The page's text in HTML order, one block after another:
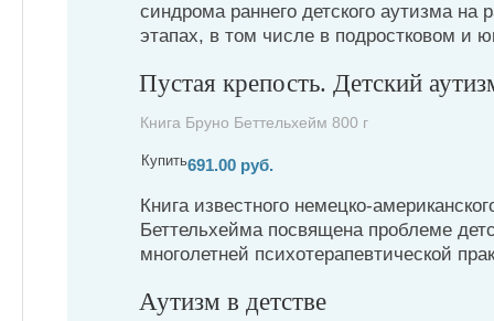
синдрома раннего детского аутизма на
этапах, в том числе в подростковом и
Пустая крепость. Детский
Книга Бруно Беттельхейм 800 г
Купить691.00 руб.
Книга известного немецко-
Беттельхейма посвящена проблеме
многолетней психотерапевтической
Аутизм в детстве